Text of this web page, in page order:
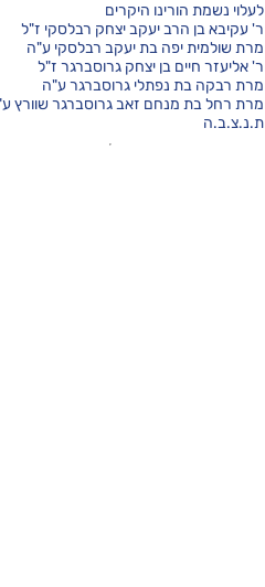
לעלוי נשמת הורינו היקרים
ר' עקיבא בן הרב יעקב יצחק רבלסקי ז"ל
מרת שולמית יפה בת יעקב רבלסקי ע"ה
ר' אליעזר חיים בן יצחק גרוסברגר ז"ל
מרת רבקה בת נפתלי גרוסברגר ע"ה
מרת רחל בת מנחם זאב גרוסברגר שוורץ
ת.נ.צ.ב.ה